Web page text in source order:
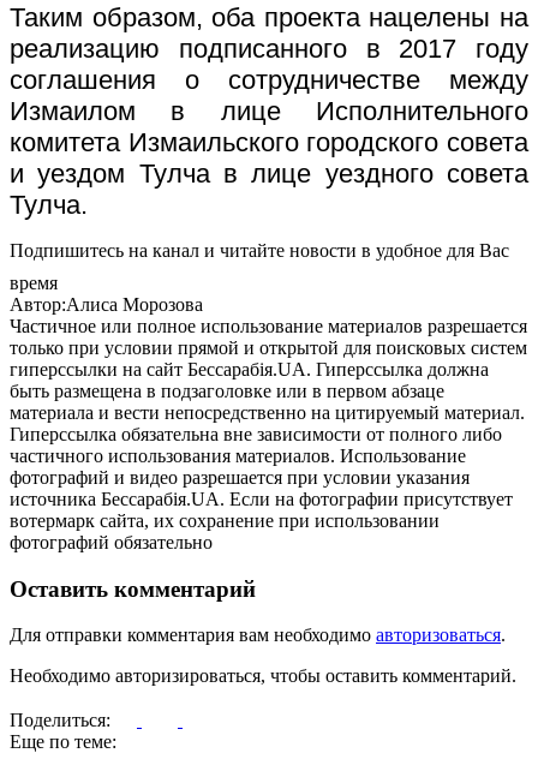
Таким образом, оба проекта нацелены на
реализацию подписанного в 2017 году
соглашения о сотрудничестве между
Измаилом в лице Исполнительного
комитета Измаильского городского совета
и уездом Тулча в лице уездного совета
Тулча.
Подпишитесь на канал и читайте новости в удобное для Вас
время
Автор:Алиса Морозова
Частичное или полное использование материалов разрешается
только при условии прямой и открытой для поисковых систем
гиперссылки на сайт Бессарабія.UA. Гиперссылка должна
быть размещена в подзаголовке или в первом абзаце
материала и вести непосредственно на цитируемый материал.
Гиперссылка обязательна вне зависимости от полного либо
частичного использования материалов. Использование
фотографий и видео разрешается при условии указания
источника Бессарабія.UA. Если на фотографии присутствует
вотермарк сайта, их сохранение при использовании
фотографий обязательно
Оставить комментарий
Для отправки комментария вам необходимо авторизоваться.
Необходимо авторизироваться, чтобы оставить комментарий.
Поделиться:
Еще по теме: